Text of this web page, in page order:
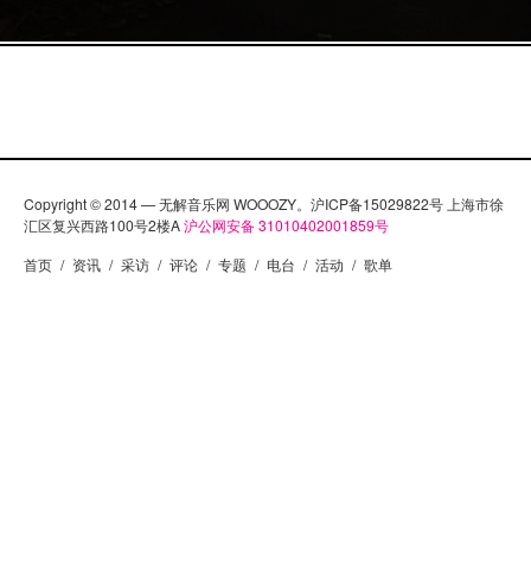
Copyright © 2014 — 无解音乐网 WOOOZY。沪ICP备15029822号 上海市徐
汇区复兴西路100号2楼A沪公网安备 31010402001859号
首页 / 资讯 / 采访 / 评论 / 专题 / 电台 / 活动 / 歌单